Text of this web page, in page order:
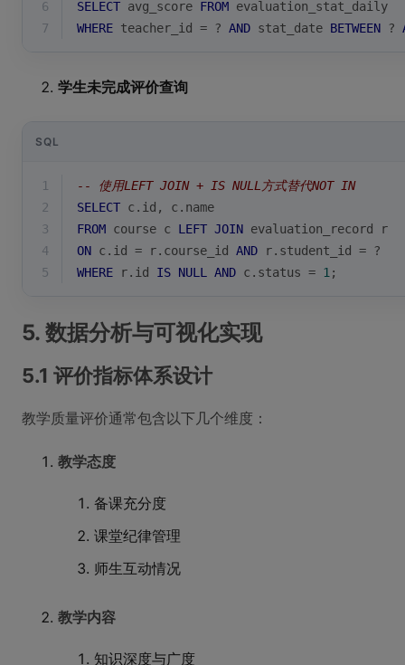
6
SELECT avg_score FROM evaluation_stat_daily
7
WHERE teacher_id = ? AND stat_date BETWEEN ?
学生未完成评价查询
SQL
1
-- 使用LEFT JOIN + IS NULL方式替代NOT IN
2
SELECT c.id, c.name
3
FROM course c LEFT JOIN evaluation_record r
4
ON c.id = r.course_id AND r.student_id = ?
5
WHERE r.id IS NULL AND c.status = 1 ;
5. 数据分析与可视化实现
5.1 评价指标体系设计
教学质量评价通常包含以下几个维度：
教学态度
备课充分度
课堂纪律管理
师生互动情况
教学内容
知识深度与广度